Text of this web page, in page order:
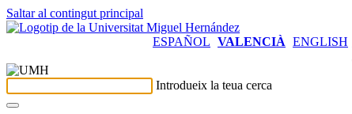
Saltar al contingut principal
ESPAÑOL VALENCIÀ ENGLISH
Introdueix la teua cerca